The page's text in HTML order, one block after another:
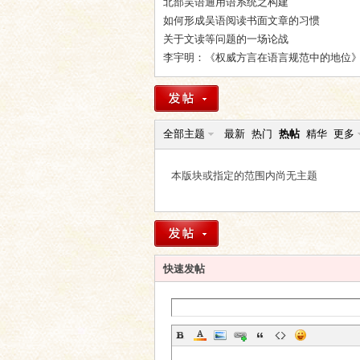
语
如何形成吴语阅读书面文章的习惯
关于文读等问题的一场论战
李宇明：《权威方言在语言规范中的地位
全部主题 最新 热门 热帖 精华 更多
本版块或指定的范围内尚无主题
快速发帖